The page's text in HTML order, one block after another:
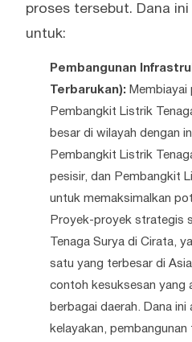
proses tersebut. Dana
untuk:
Pembangunan
Terbarukan): Membiayai
Pembangkit Listrik
besar di wilayah dengan
Pembangkit Listrik
pesisir, dan Pembangkit
untuk memaksimalkan
Proyek-proyek strategis
Tenaga Surya di Cirata,
satu yang terbesar di
contoh kesuksesan yang
berbagai daerah. Dana
kelayakan,